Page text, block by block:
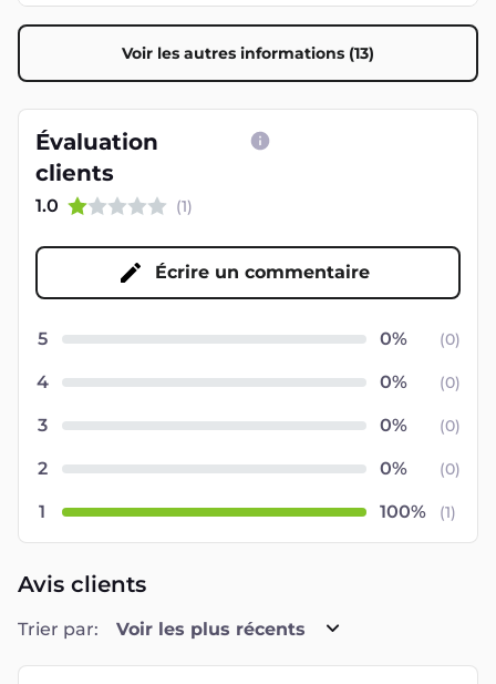
Voir les autres informations (13)
Évaluation
clients
1.0 (1)
Écrire un commentaire
5 (0)
4 (0)
3 (0)
2 (0)
1 (1)
Avis clients
Trier par: Voir les plus récents